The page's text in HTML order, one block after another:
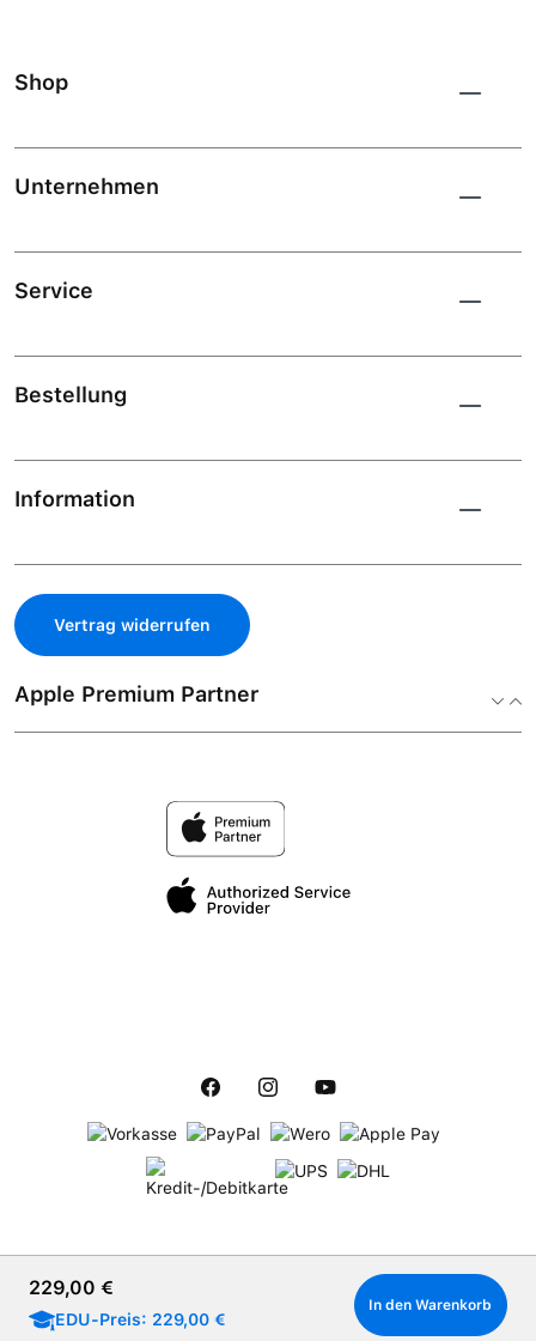
Regulärer Preis:
229,00 €
EDU-Preis: 229,00 €
In den Warenkorb
Shop
Unternehmen
Service
Bestellung
Information
Vertrag widerrufen
Apple Premium Partner